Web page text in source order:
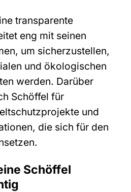
transparente
eng mit seinen
um sicherzustellen,
und ökologischen
werden. Darüber
Schöffel für
und
die sich für den
Schöffel